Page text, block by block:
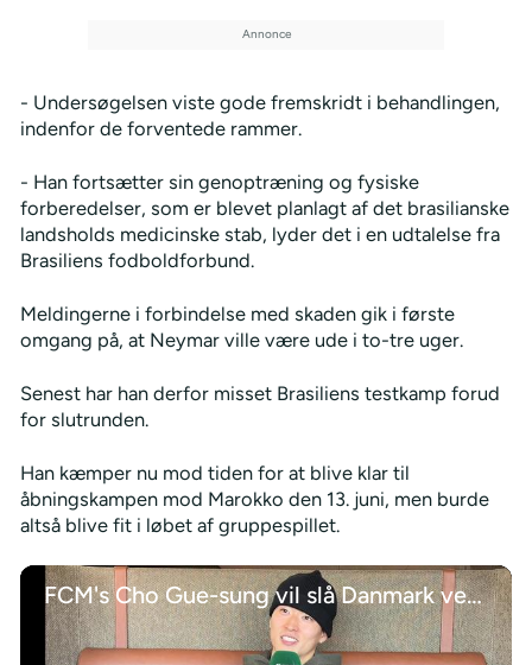
- Undersøgelsen viste gode fremskridt i behandlingen,
indenfor de forventede rammer.
- Han fortsætter sin genoptræning og fysiske
forberedelser, som er blevet planlagt af det brasilianske
landsholds medicinske stab, lyder det i en udtalelse fra
Brasiliens fodboldforbund.
Meldingerne i forbindelse med skaden gik i første
omgang på, at Neymar ville være ude i to-tre uger.
Senest har han derfor misset Brasiliens testkamp forud
for slutrunden.
Han kæmper nu mod tiden for at blive klar til
åbningskampen mod Marokko den 13. juni, men burde
altså blive fit i løbet af gruppespillet.
FCM's Cho Gue-sung vil slå Danmark ved VM 2026